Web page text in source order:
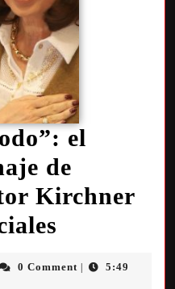
el
de
Kirchner
0 Comment
5:49